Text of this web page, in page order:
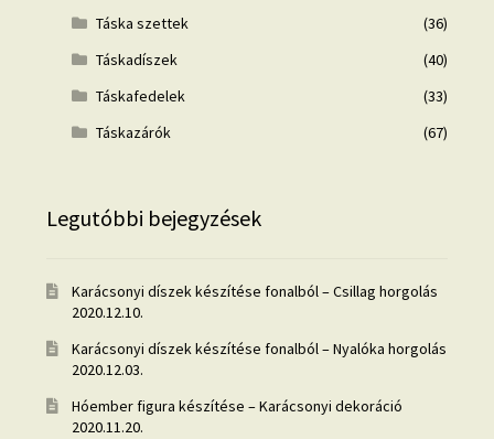
Táska szettek
(36)
Táskadíszek
(40)
Táskafedelek
(33)
Táskazárók
(67)
Legutóbbi bejegyzések
Karácsonyi díszek készítése fonalból – Csillag horgolás
2020.12.10.
Karácsonyi díszek készítése fonalból – Nyalóka horgolás
2020.12.03.
Hóember figura készítése – Karácsonyi dekoráció
2020.11.20.